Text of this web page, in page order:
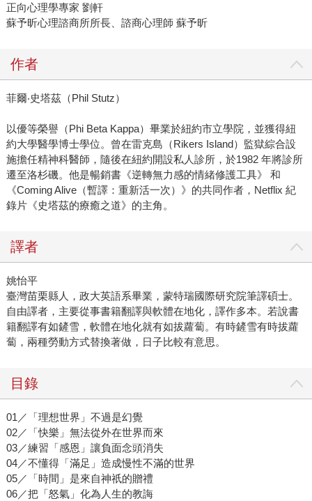
正向心理學專家 劉軒
蘇予昕心理諮商所所長、諮商心理師 蘇予昕
作者
菲爾‧史塔茲（Phil Stutz）
以優等榮譽（Phi Beta Kappa）畢業於紐約市立學院，並獲得紐
約大學醫學博士學位。曾在雷克島（Rikers Island）監獄綜合設
施擔任精神科醫師，隨後在紐約開設私人診所，於1982 年將診所
遷至洛杉磯。他是暢銷書《逆轉無力感的情緒修護工具》 和
《Coming Alive（暫譯：重新活一次）》的共同作者，Netflix 紀
錄片《史塔茲的療癒之道》的主角。
譯者
姚怡平
臺灣苗栗縣人，政大英語系畢業，蒙特瑞國際研究院筆譯碩士。
自由譯者，主要從事書籍翻譯與軟體在地化，譯作多本。若說書
籍翻譯有如鏟雪，軟體在地化就有如拔蘿蔔。有時鏟雪有時拔蘿
蔔，兩種勞動方式替換著做，日子比較有意思。
目錄
01／「理想世界」不過是幻覺
02／「快樂」無法從外在世界而來
03／練習「感恩」讓負面念頭消失
04／不懂得「滿足」造成慢性不滿的世界
05／「時間」是來自神祇的贈禮
06／把「怒氣」化為人生的教誨